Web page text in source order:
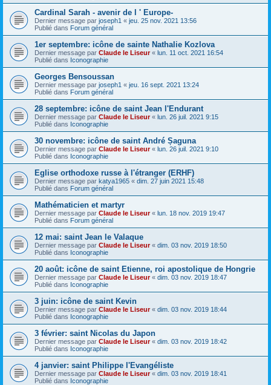
Cardinal Sarah - avenir de l ' Europe-
Dernier message par joseph1 « jeu. 25 nov. 2021 13:56
Publié dans Forum général
1er septembre: icône de sainte Nathalie Kozlova
Dernier message par Claude le Liseur« lun. 11 oct. 2021 16:54
Publié dans Iconographie
Georges Bensoussan
Dernier message par joseph1 « jeu. 16 sept. 2021 13:24
Publié dans Forum général
28 septembre: icône de saint Jean l'Endurant
Dernier message par Claude le Liseur« lun. 26 juil. 2021 9:15
Publié dans Iconographie
30 novembre: icône de saint André Șaguna
Dernier message par Claude le Liseur« lun. 26 juil. 2021 9:10
Publié dans Iconographie
Eglise orthodoxe russe à l'étranger (ERHF)
Dernier message par katya1965 « dim. 27 juin 2021 15:48
Publié dans Forum général
Mathématicien et martyr
Dernier message par Claude le Liseur« lun. 18 nov. 2019 19:47
Publié dans Forum général
12 mai: saint Jean le Valaque
Dernier message par Claude le Liseur« dim. 03 nov. 2019 18:50
Publié dans Iconographie
20 août: icône de saint Etienne, roi apostolique de Hongrie
Dernier message par Claude le Liseur« dim. 03 nov. 2019 18:47
Publié dans Iconographie
3 juin: icône de saint Kevin
Dernier message par Claude le Liseur« dim. 03 nov. 2019 18:44
Publié dans Iconographie
3 février: saint Nicolas du Japon
Dernier message par Claude le Liseur« dim. 03 nov. 2019 18:42
Publié dans Iconographie
4 janvier: saint Philippe l'Evangéliste
Dernier message par Claude le Liseur« dim. 03 nov. 2019 18:41
Publié dans Iconographie